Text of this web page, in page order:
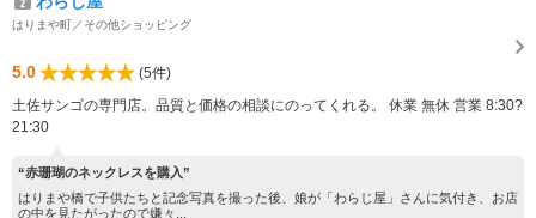
はりまや町／その他ショッピング
5.0
(5件)
土佐サンゴの専門店。品質と価格の相談にのってくれる。 休業 無休 営業 8:30?
21:30
“赤珊瑚のネックレスを購入”
はりまや橋で子供たちと記念写真を撮った後、娘が「わらじ屋」さんに気付き、お店
の中を見たがったので嫌々...